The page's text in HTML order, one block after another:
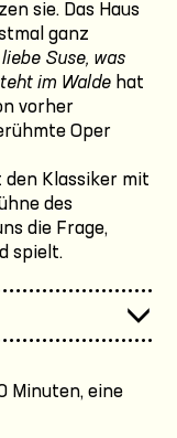
sie. Das Haus
ganz
Suse, was
im Walde hat
vorher
Oper
den Klassiker mit
des
die Frage,
spielt.
Minuten, eine